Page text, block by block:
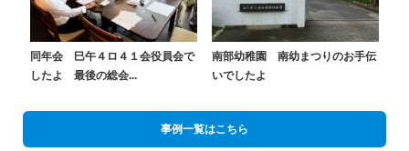
同年会 巳午４ロ４１会役員会で
したよ 最後の総会...
南部幼稚園 南幼まつりのお手伝
いでしたよ
事例一覧はこちら